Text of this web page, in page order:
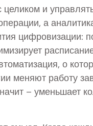
и
а
цифровизации:
о
меняют работу
– уменьшает